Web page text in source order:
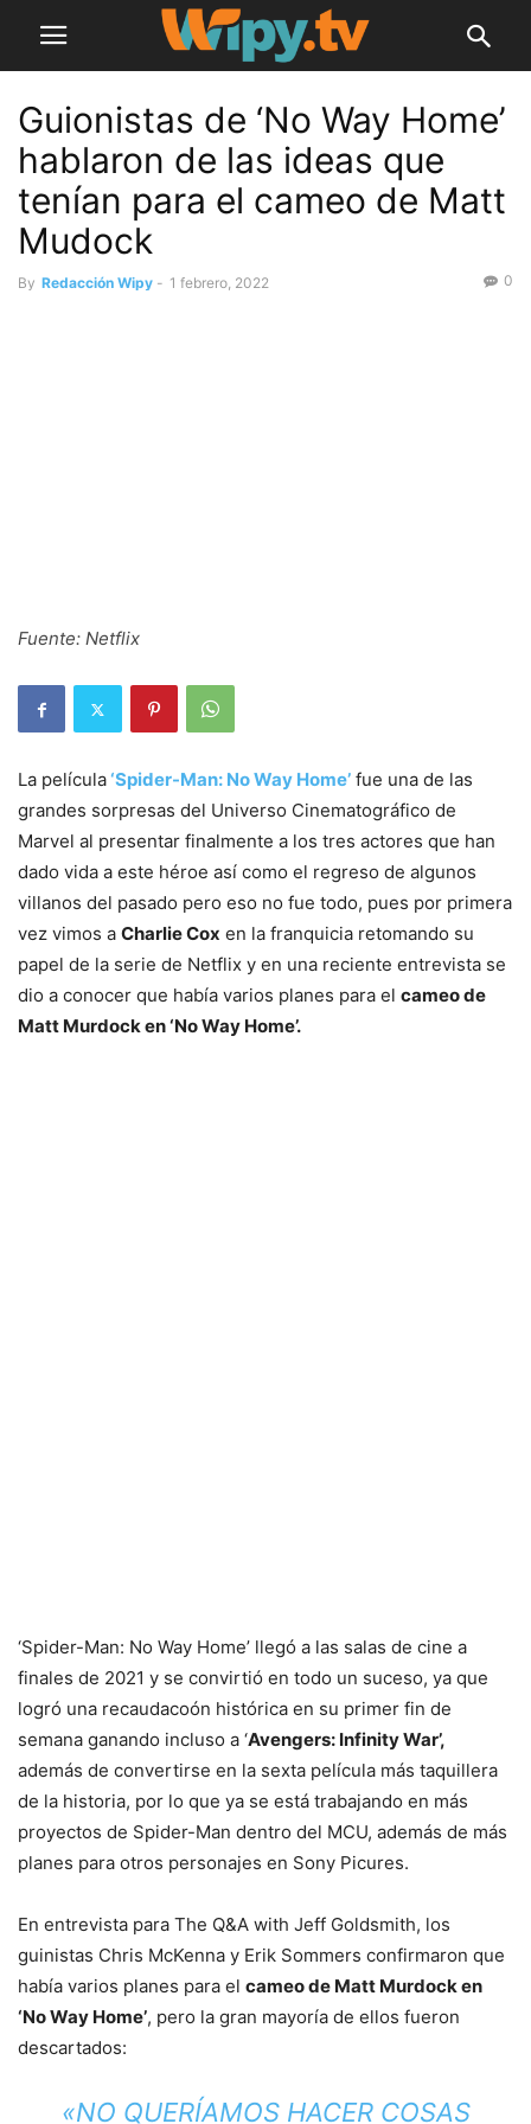
Guionistas de ‘No Way Home’
hablaron de las ideas que
tenían para el cameo de Matt
Mudock
By Redacción Wipy - 1 febrero, 2022 0
Fuente: Netflix
La película‘Spider-Man: No Way Home’ fue una de las
grandes sorpresas del Universo Cinematográfico de
Marvel al presentar finalmente a los tres actores que han
dado vida a este héroe así como el regreso de algunos
villanos del pasado pero eso no fue todo, pues por primera
vez vimos a Charlie Cox en la franquicia retomando su
papel de la serie de Netflix y en una reciente entrevista se
dio a conocer que había varios planes para el cameo de
Matt Murdock en ‘No Way Home’.
‘Spider-Man: No Way Home’ llegó a las salas de cine a
finales de 2021 y se convirtió en todo un suceso, ya que
logró una recaudacoón histórica en su primer fin de
semana ganando incluso a ‘Avengers: Infinity War’,
además de convertirse en la sexta película más taquillera
de la historia, por lo que ya se está trabajando en más
proyectos de Spider-Man dentro del MCU, además de más
planes para otros personajes en Sony Picures.
En entrevista para The Q&A with Jeff Goldsmith, los
guinistas Chris McKenna y Erik Sommers confirmaron que
había varios planes para el cameo de Matt Murdock en
‘No Way Home’, pero la gran mayoría de ellos fueron
descartados:
«NO QUERÍAMOS HACER COSAS